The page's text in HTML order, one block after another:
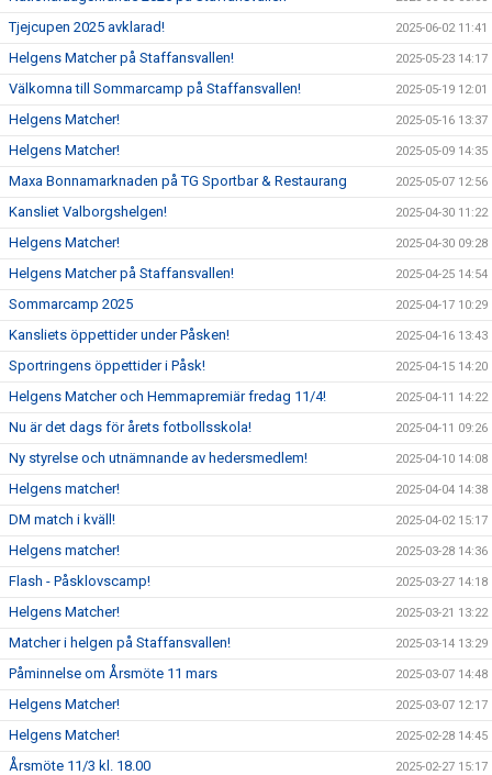
Tjejcupen 2025 avklarad! 2025-06-02 11:41
Helgens Matcher på Staffansvallen! 2025-05-23 14:17
Välkomna till Sommarcamp på Staffansvallen! 2025-05-19 12:01
Helgens Matcher! 2025-05-16 13:37
Helgens Matcher! 2025-05-09 14:35
Maxa Bonnamarknaden på TG Sportbar & Restaurang 2025-05-07 12:56
Kansliet Valborgshelgen! 2025-04-30 11:22
Helgens Matcher! 2025-04-30 09:28
Helgens Matcher på Staffansvallen! 2025-04-25 14:54
Sommarcamp 2025 2025-04-17 10:29
Kansliets öppettider under Påsken! 2025-04-16 13:43
Sportringens öppettider i Påsk! 2025-04-15 14:20
Helgens Matcher och Hemmapremiär fredag 11/4! 2025-04-11 14:22
Nu är det dags för årets fotbollsskola! 2025-04-11 09:26
Ny styrelse och utnämnande av hedersmedlem! 2025-04-10 14:08
Helgens matcher! 2025-04-04 14:38
DM match i kväll! 2025-04-02 15:17
Helgens matcher! 2025-03-28 14:36
Flash - Påsklovscamp! 2025-03-27 14:18
Helgens Matcher! 2025-03-21 13:22
Matcher i helgen på Staffansvallen! 2025-03-14 13:29
Påminnelse om Årsmöte 11 mars 2025-03-07 14:48
Helgens Matcher! 2025-03-07 12:17
Helgens Matcher! 2025-02-28 14:45
Årsmöte 11/3 kl. 18.00 2025-02-27 15:17